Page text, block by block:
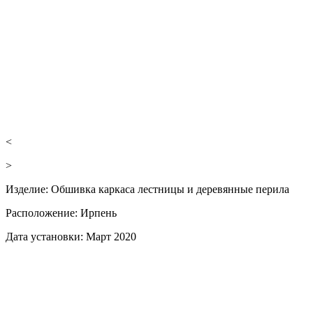
<
>
Изделие: Обшивка каркаса лестницы и деревянные перила
Расположение: Ирпень
Дата установки: Март 2020